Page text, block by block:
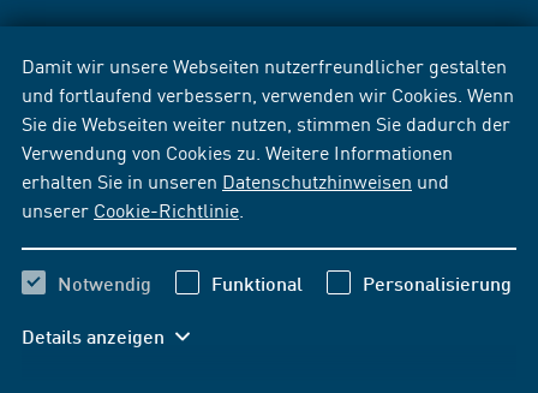
Damit wir unsere Webseiten nutzerfreundlicher gestalten
und fortlaufend verbessern, verwenden wir Cookies. Wenn
Sie die Webseiten weiter nutzen, stimmen Sie dadurch der
Verwendung von Cookies zu. Weitere Informationen
erhalten Sie in unseren Datenschutzhinweisen und
unserer Cookie-Richtlinie
Notwendig Funktional Personalisierung
Details anzeigen